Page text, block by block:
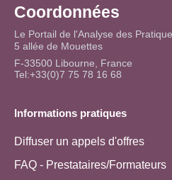
Coordonnées
Le Portail de l'Analyse des
5 allée de Mouettes
F-33500 Libourne, France
Tel:+33(0)7 75 78 16 68
Informations pratiques
Diffuser un appels d'offres
FAQ - Prestataires/Formateurs